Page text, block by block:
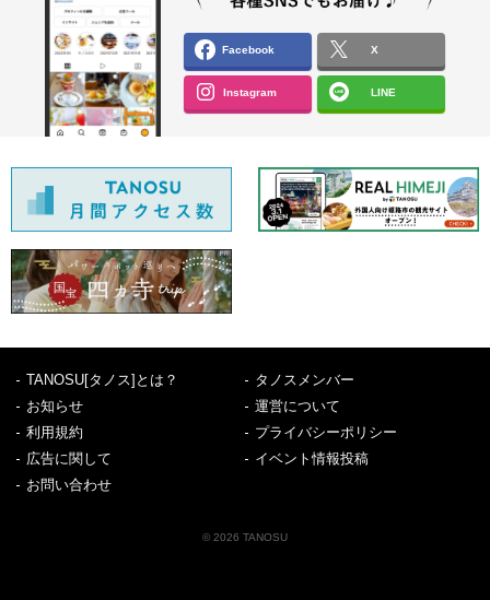
Facebook X
Instagram LINE
TANOSU[タノス]とは？
タノスメンバー
お知らせ
運営について
利用規約
プライバシーポリシー
広告に関して
イベント情報投稿
お問い合わせ
© 2026 TANOSU